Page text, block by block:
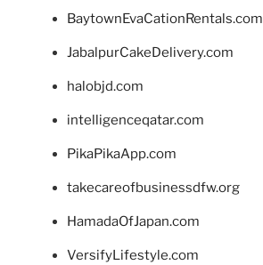
BaytownEvaCationRentals.com
JabalpurCakeDelivery.com
halobjd.com
intelligenceqatar.com
PikaPikaApp.com
takecareofbusinessdfw.org
HamadaOfJapan.com
VersifyLifestyle.com